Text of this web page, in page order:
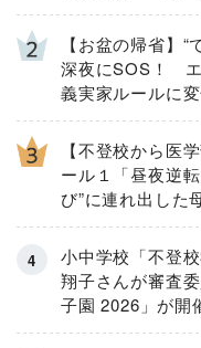
【お盆の帰省】
深夜にSOS！
義実家ルールに
【不登校から医
ール１「昼夜逆
び”に連れ出した
小中学校「不登
翔子さんが審査
子園 2026」が開